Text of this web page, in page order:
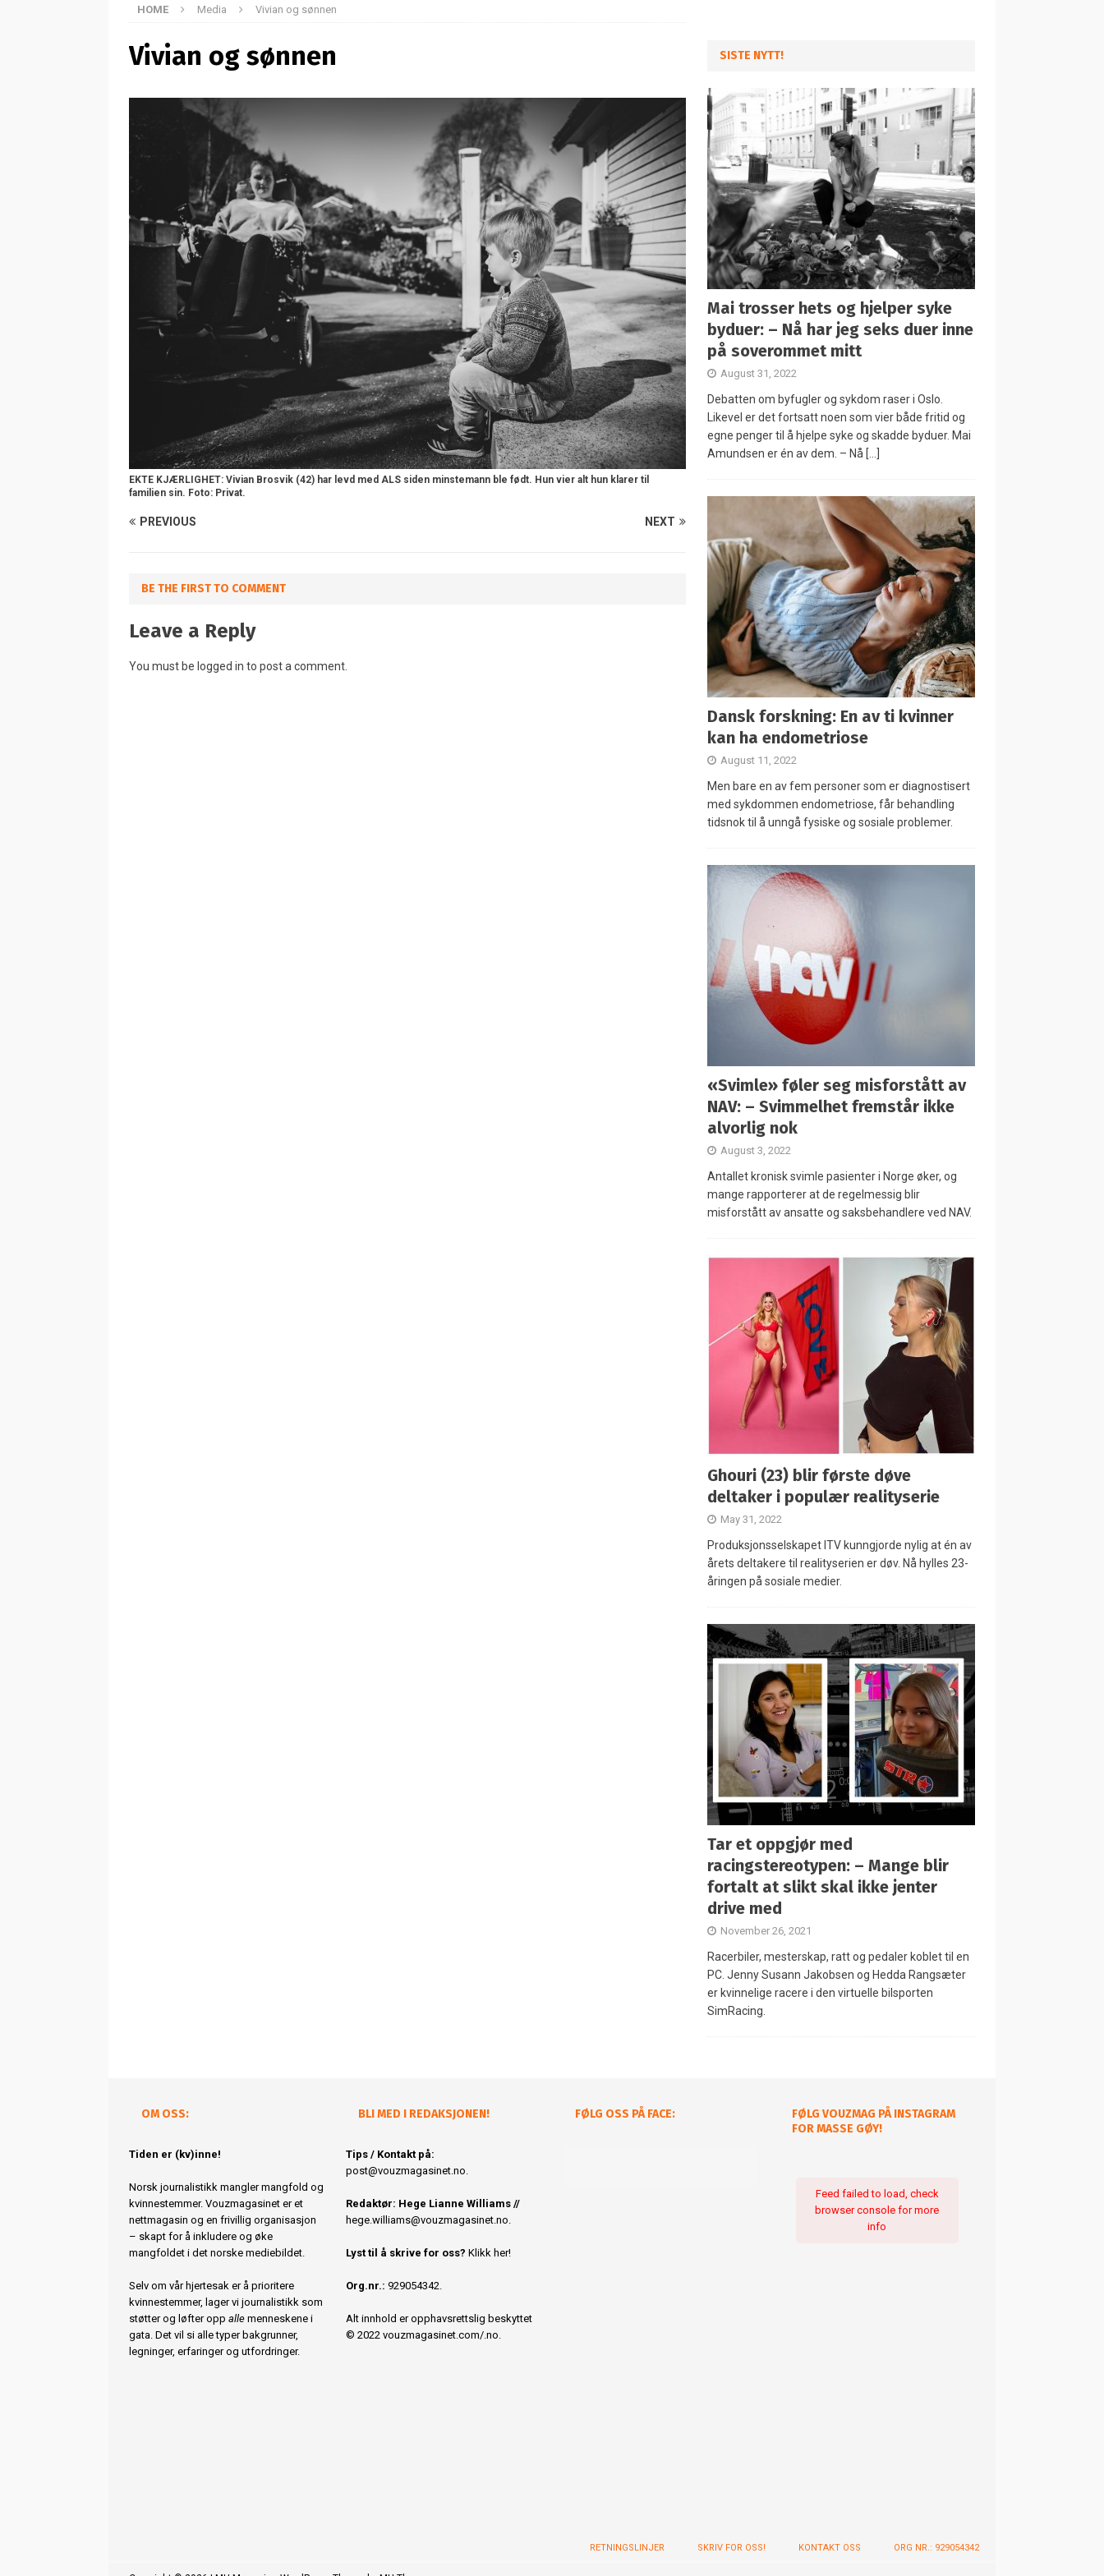
HOME Media Vivian og sønnen
Vivian og sønnen
EKTE KJÆRLIGHET: Vivian Brosvik (42) har levd med ALS siden minstemann ble født. Hun vier alt hun klarer til
familien sin. Foto: Privat.
PREVIOUS NEXT
BE THE FIRST TO COMMENT
Leave a Reply
You must be logged in to post a comment.
SISTE NYTT!
Mai trosser hets og hjelper syke
byduer: – Nå har jeg seks duer inne
på soverommet mitt
August 31, 2022
Debatten om byfugler og sykdom raser i Oslo.
Likevel er det fortsatt noen som vier både fritid og
egne penger til å hjelpe syke og skadde byduer. Mai
Amundsen er én av dem. – Nå […]
Dansk forskning: En av ti kvinner
kan ha endometriose
August 11, 2022
Men bare en av fem personer som er diagnostisert
med sykdommen endometriose, får behandling
tidsnok til å unngå fysiske og sosiale problemer.
«Svimle» føler seg misforstått av
NAV: – Svimmelhet fremstår ikke
alvorlig nok
August 3, 2022
Antallet kronisk svimle pasienter i Norge øker, og
mange rapporterer at de regelmessig blir
misforstått av ansatte og saksbehandlere ved NAV.
Ghouri (23) blir første døve
deltaker i populær realityserie
May 31, 2022
Produksjonsselskapet ITV kunngjorde nylig at én av
årets deltakere til realityserien er døv. Nå hylles 23-
åringen på sosiale medier.
Tar et oppgjør med
racingstereotypen: – Mange blir
fortalt at slikt skal ikke jenter
drive med
November 26, 2021
Racerbiler, mesterskap, ratt og pedaler koblet til en
PC. Jenny Susann Jakobsen og Hedda Rangsæter
er kvinnelige racere i den virtuelle bilsporten
SimRacing.
OM OSS:
Tiden er (kv)inne!
Norsk journalistikk mangler mangfold og
kvinnestemmer. Vouzmagasinet er et
nettmagasin og en frivillig organisasjon
– skapt for å inkludere og øke
mangfoldet i det norske mediebildet.
Selv om vår hjertesak er å prioritere
kvinnestemmer, lager vi journalistikk som
støtter og løfter opp alle menneskene i
gata. Det vil si alle typer bakgrunner,
legninger, erfaringer og utfordringer.
BLI MED I REDAKSJONEN!
Tips / Kontakt på:
post@vouzmagasinet.no.
Redaktør: Hege Lianne Williams //
hege.williams@vouzmagasinet.no
Lyst til å skrive for oss? Klikk her!
Org.nr.: 929054342.
Alt innhold er opphavsrettslig beskyttet
© 2022 vouzmagasinet.com/.no.
FØLG OSS PÅ FACE:
FØLG VOUZMAG PÅ INSTAGRAM
FOR MASSE GØY!
Feed failed to load, check
browser console for more
info
RETNINGSLINJER SKRIV FOR OSS! KONTAKT OSS ORG NR.: 929054342